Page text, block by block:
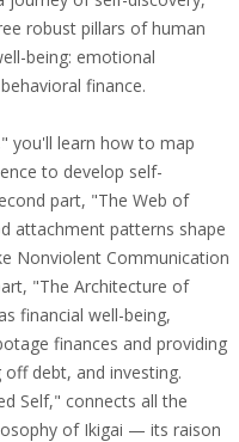
robust pillars of human
being: emotional
finance.
you'll learn how to map
to develop self-
part, "The Web of
attachment patterns shape
Nonviolent Communication
"The Architecture of
financial well-being,
finances and providing
debt, and investing.
Self," connects all the
of Ikigai — its raison